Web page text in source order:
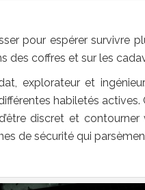
pour espérer survivre
des coffres et sur les
explorateur et
habiletés actives.
discret et contourner
de sécurité qui